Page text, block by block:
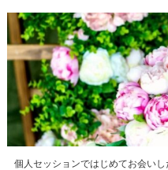
個人セッションではじめてお会い